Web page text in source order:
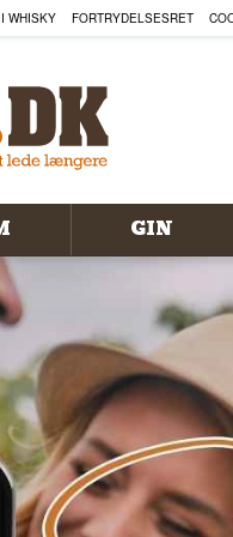
GIN,
WHISKY FORTRYDELSESRET
GIN